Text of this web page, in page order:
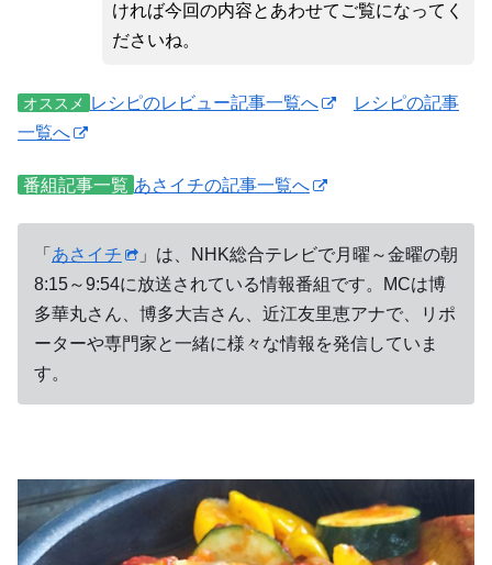
ければ今回の内容とあわせてご覧になってく
ださいね。
オススメ レシピのレビュー記事一覧へ
レシピの記事
一覧へ
番組記事一覧 あさイチの記事一覧へ
「 あさイチ
」は、NHK総合テレビで月曜～金曜の朝
8:15～9:54に放送されている情報番組です。MCは博
多華丸さん、博多大吉さん、近江友里恵アナで、リポ
ーターや専門家と一緒に様々な情報を発信していま
す。